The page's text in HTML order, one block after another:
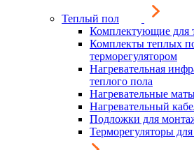
Теплый пол
Комплектующие для
Комплекты теплых
терморегулятором
Нагревательная
теплого пола
Нагревательные
Нагревательный
Подложки для
Терморегуляторы